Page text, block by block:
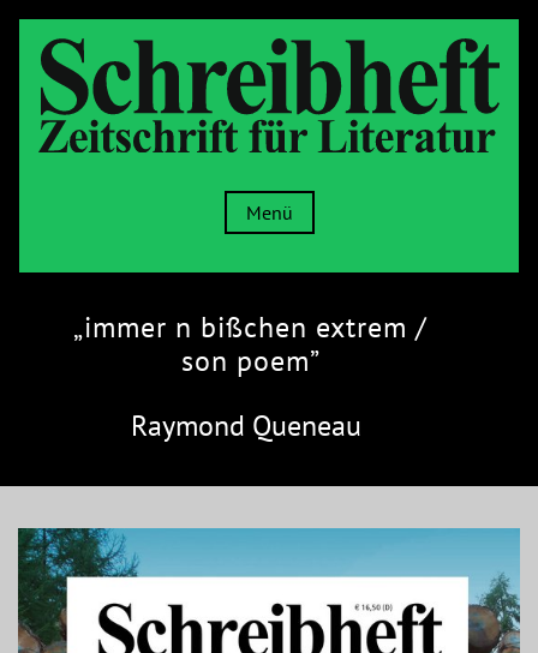
Menü
„immer n bißchen extrem /
son poem”
Raymond Queneau